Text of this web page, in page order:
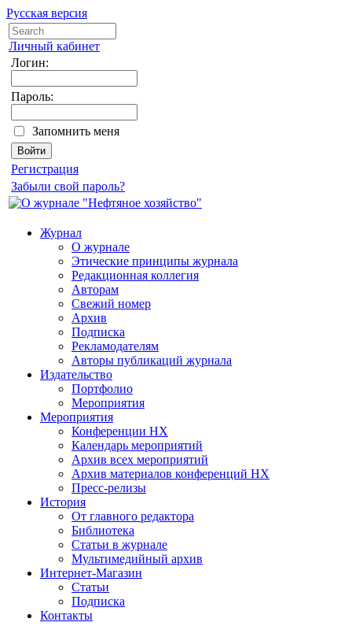
Русская версия
Личный кабинет
Логин:
Пароль:
Запомнить меня
Регистрация
Забыли свой пароль?
Журнал
О журнале
Этические принципы журнала
Редакционная коллегия
Авторам
Свежий номер
Архив
Подписка
Рекламодателям
Авторы публикаций журнала
Издательство
Портфолио
Мероприятия
Мероприятия
Конференции НХ
Календарь мероприятий
Архив всех мероприятий
Архив материалов конференций НХ
Пресс-релизы
История
От главного редактора
Библиотека
Статьи в журнале
Мультимедийный архив
Интернет-Магазин
Статьи
Подписка
Контакты